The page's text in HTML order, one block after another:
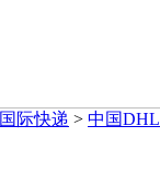
国际快递 > 中国DHL